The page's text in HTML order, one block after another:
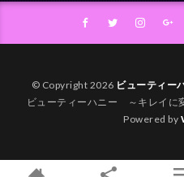
© Copyright 2026 ビューティー
ビューティーハニー ～キレイに
Powered by